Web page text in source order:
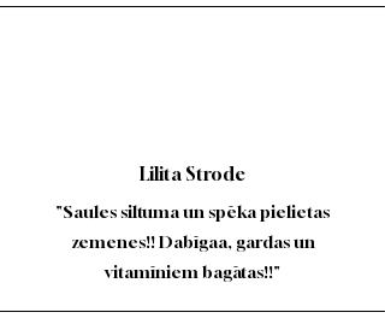
Lilita Strode
"Saules siltuma un spēka pielietas
zemenes!! Dabīgaa, gardas un
vitamīniem bagātas!!"